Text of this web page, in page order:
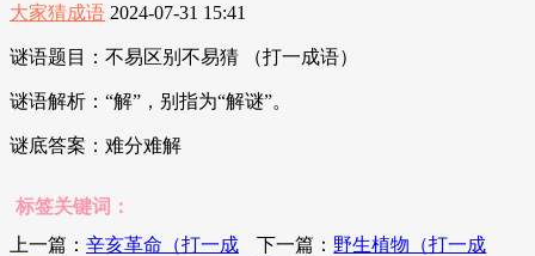
大家猜成语 2024-07-31 15:41
谜语题目：不易区别不易猜 （打一成语）
谜语解析：“解”，别指为“解谜”。
谜底答案：难分难解
标签关键词：
上一篇： 辛亥革命（打一成
下一篇： 野生植物（打一成